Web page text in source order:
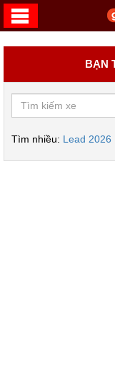
BẠN
Tìm nhiều: Lead 2026